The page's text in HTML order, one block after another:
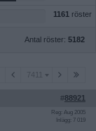
1161 röster
Antal röster: 5182
7411
#88921
Reg: Aug 2005
Inlägg: 7 019